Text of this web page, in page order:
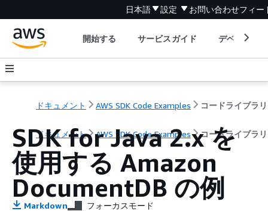
日本語 設定 お問い合わせフィー
開始する サービスガイド デベロッパ
ドキュメント AWS SDK Code Examples コードライブラリ
ドキュメント AWS SDK Code Examples コードライブラリ
SDK for Java 2.x を
使用する Amazon
DocumentDB の例
Markdown フォーカスモード